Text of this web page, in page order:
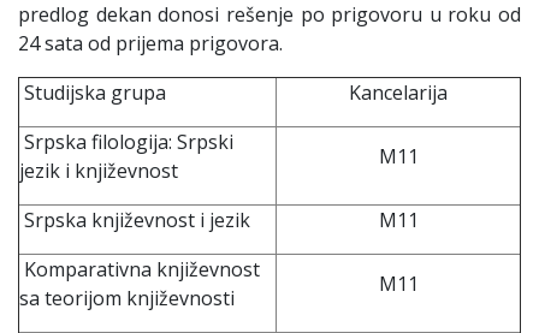
predlog dekan donosi rešenje po prigovoru u roku od
24 sata od prijema prigovora.
Studijska grupa
Kancelarija
Srpska filologija: Srpski
jezik i književnost
M11
Srpska književnost i jezik
M11
Komparativna književnost
sa teorijom književnosti
M11